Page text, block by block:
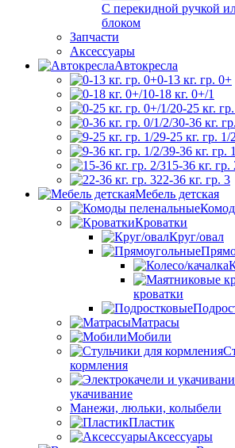
С перекидной ручкой
блоком
Запчасти
Аксессуары
Автокресла
0-13 кг. гр. 0+
0-18 кг. 0+/1
0-25 кг.
0-36 кг.
9-25 кг. гр. 1/2
9-36 кг. гр.
15-36 кг. гр.
22-36 кг. гр. 3
Мебель детская
Кроватки
Круг/овал
кроватки
Матрасы
Мобили
кормления
укачивание
Манежи, люльки, колыбели
Пластик
Аксессуары